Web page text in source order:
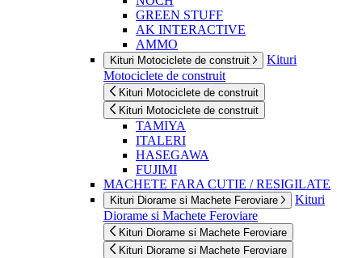
GREEN STUFF
AK INTERACTIVE
AMMO
Kituri Motociclete de construit
Kituri
Motociclete de construit
Kituri Motociclete de construit
Kituri Motociclete de construit
TAMIYA
ITALERI
HASEGAWA
FUJIMI
MACHETE FARA CUTIE / RESIGILATE
Kituri Diorame si Machete Feroviare
Kituri
Diorame si Machete Feroviare
Kituri Diorame si Machete Feroviare
Kituri Diorame si Machete Feroviare